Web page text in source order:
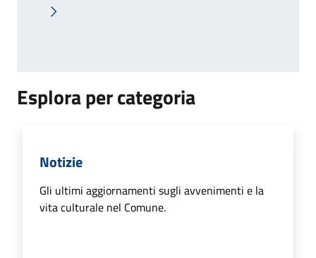
Pagina successiva
Esplora per categoria
Notizie
Gli ultimi aggiornamenti sugli avvenimenti e la
vita culturale nel Comune.